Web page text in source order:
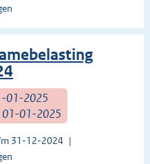
01-2025
01-01-2025
31-12-2024